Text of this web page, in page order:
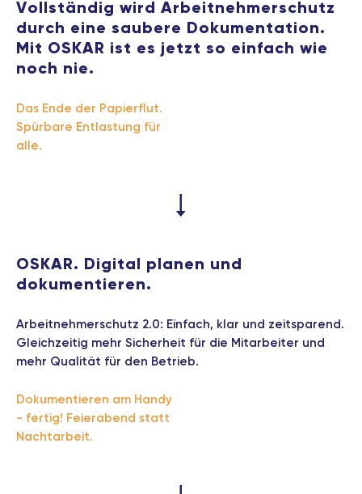
Vollständig wird Arbeitnehmerschutz
durch eine saubere Dokumentation.
Mit OSKAR ist es jetzt so einfach wie
noch nie.
Das Ende der Papierflut.
Spürbare Entlastung für
alle.
OSKAR. Digital planen und
dokumentieren.
Arbeitnehmerschutz 2.0: Einfach, klar und zeitsparend.
Gleichzeitig mehr Sicherheit für die Mitarbeiter und
mehr Qualität für den Betrieb.
Dokumentieren am Handy
- fertig! Feierabend statt
Nachtarbeit.